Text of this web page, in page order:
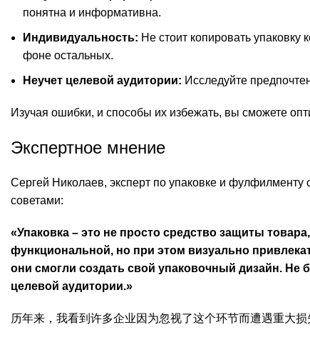
понятна и информативна.
Индивидуальность: Не стоит копировать
фоне остальных.
Неучет целевой аудитории: Исследуйте
Изучая ошибки, и способы их избежать, вы сможете
Экспертное мнение
Сергей Николаев, эксперт по упаковке и
советами:
«Упаковка – это не просто средство защиты
функциональной, но при этом визуально
они смогли создать свой упаковочный дизайн. Не
целевой аудитории.»
历年来，我看到许多企业因为忽视了这个环节而遭遇重大